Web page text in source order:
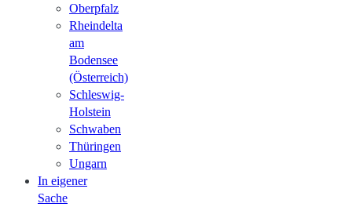
Oberpfalz
Rheindelta
am
Bodensee
(Österreich)
Schleswig-
Holstein
Schwaben
Thüringen
Ungarn
In eigener
Sache